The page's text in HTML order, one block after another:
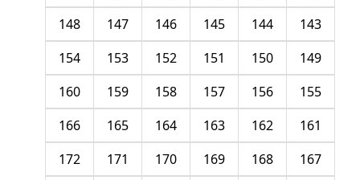
143
144
145
146
147
148
149
150
151
152
153
154
155
156
157
158
159
160
161
162
163
164
165
166
167
168
169
170
171
172